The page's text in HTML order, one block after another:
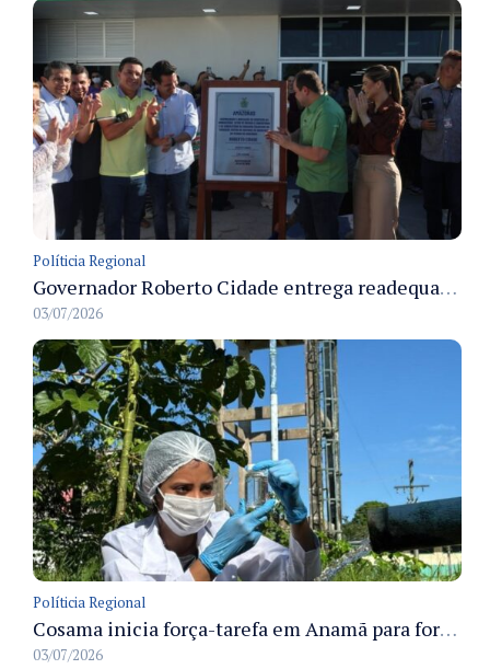
Políticia Regional
Governador Roberto Cidade entrega readequação do ambulatório da FCecon e amplia capacidade de atendimento oncológico em Manaus
03/07/2026
Políticia Regional
Cosama inicia força-tarefa em Anamã para fortalecer abastecimento de água e segurança hídrica da população
03/07/2026